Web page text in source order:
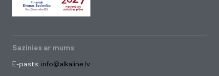
Sazinies ar mums
E-pasts: info@alkaline.lv